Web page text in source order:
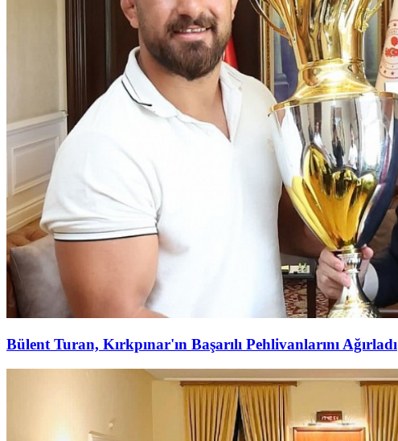
Bülent Turan, Kırkpınar'ın Başarılı Pehlivanlarını Ağırladı